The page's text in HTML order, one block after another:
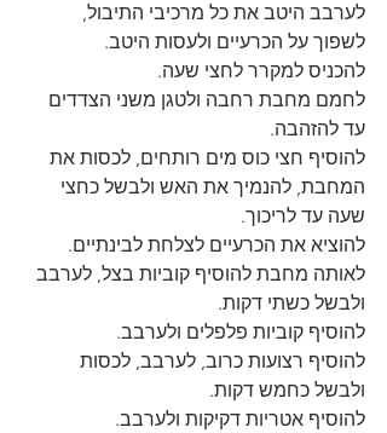
לערבב היטב את כל מרכיבי התיבול,
לשפוך על הכרעיים ולעסות היטב.
להכניס למקרר לחצי שעה.
לחמם מחבת רחבה ולטגן משני הצדדים
עד להזהבה.
להוסיף חצי כוס מים רותחים, לכסות את
המחבת, להנמיך את האש ולבשל כחצי
שעה עד לריכוך.
להוציא את הכרעיים לצלחת לבינתיים.
לאותה מחבת להוסיף קוביות בצל, לערבב
ולבשל כשתי דקות.
להוסיף קוביות פלפלים ולערבב.
להוסיף רצועות כרוב, לערבב, לכסות
ולבשל כחמש דקות.
להוסיף אטריות דקיקות ולערבב.